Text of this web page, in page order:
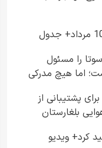
را مسئول
اما هیچ مدرکی
پشتیبانی از
بلغارستان
کرد+ ویدیو